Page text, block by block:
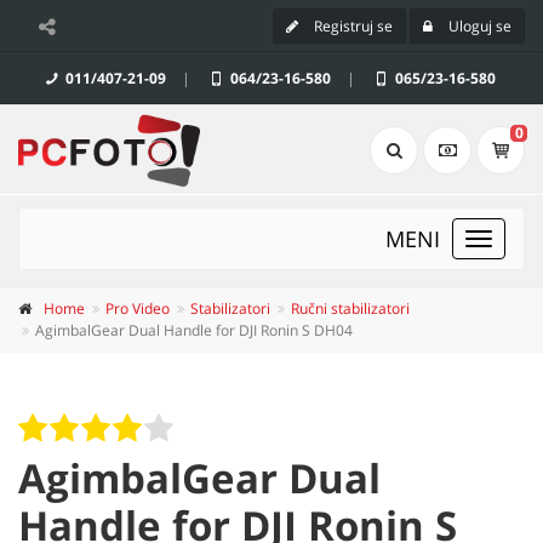
Registruj se Uloguj se
011/407-21-09 | 064/23-16-580 | 065/23-16-580
0
Toggle
MENI
Home Pro Video Stabilizatori
Ručni stabilizatori
AgimbalGear Dual Handle for DJI Ronin S DH04
AgimbalGear Dual
Handle for DJI Ronin S